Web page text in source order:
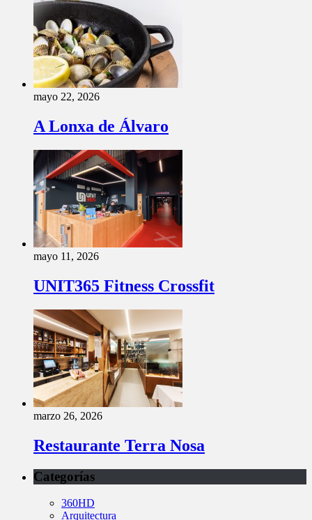
mayo 22, 2026
A Lonxa de Álvaro
mayo 11, 2026
UNIT365 Fitness Crossfit
marzo 26, 2026
Restaurante Terra Nosa
Categorías
360HD
Arquitectura